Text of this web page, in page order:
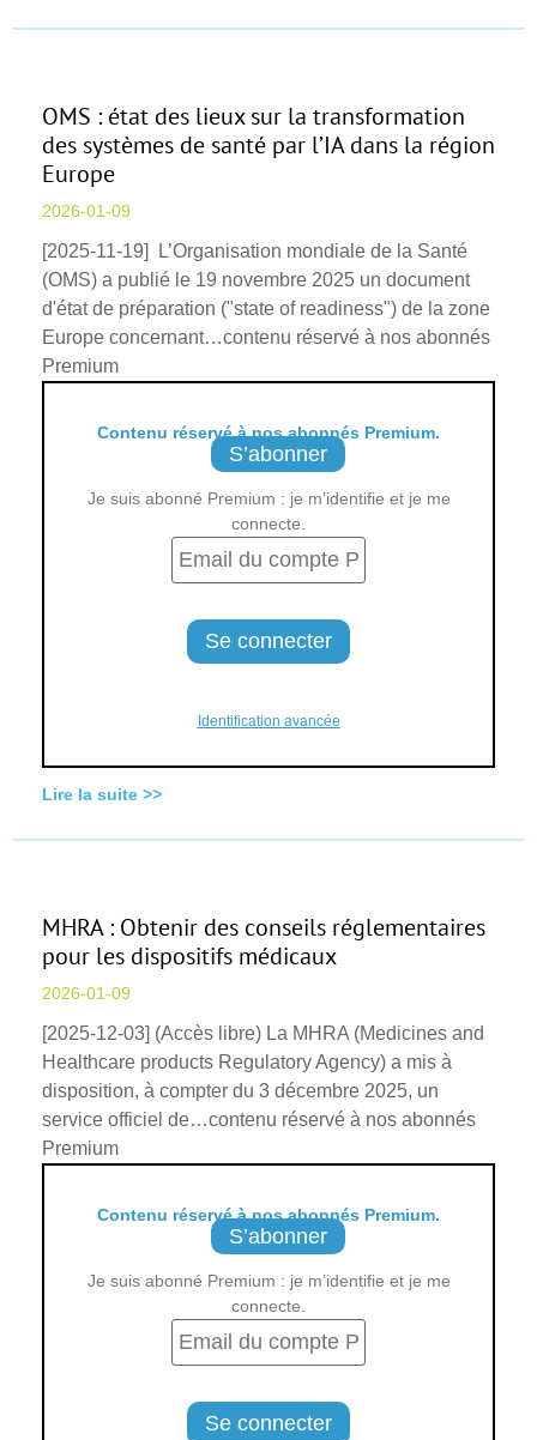
OMS : état des lieux sur la transformation
des systèmes de santé par l’IA dans la région
Europe
2026-01-09
[2025-11-19] L’Organisation mondiale de la Santé
(OMS) a publié le 19 novembre 2025 un document
d'état de préparation ("state of readiness") de la zone
Europe concernant…contenu réservé à nos abonnés
Premium
Contenu réservé à nos abonnés Premium.
S’abonner
Je suis abonné Premium : je m’identifie et je me
connecte.
Identification avancée
Lire la suite >>
MHRA : Obtenir des conseils réglementaires
pour les dispositifs médicaux
2026-01-09
[2025-12-03] (Accès libre) La MHRA (Medicines and
Healthcare products Regulatory Agency) a mis à
disposition, à compter du 3 décembre 2025, un
service officiel de…contenu réservé à nos abonnés
Premium
Contenu réservé à nos abonnés Premium.
S’abonner
Je suis abonné Premium : je m’identifie et je me
connecte.